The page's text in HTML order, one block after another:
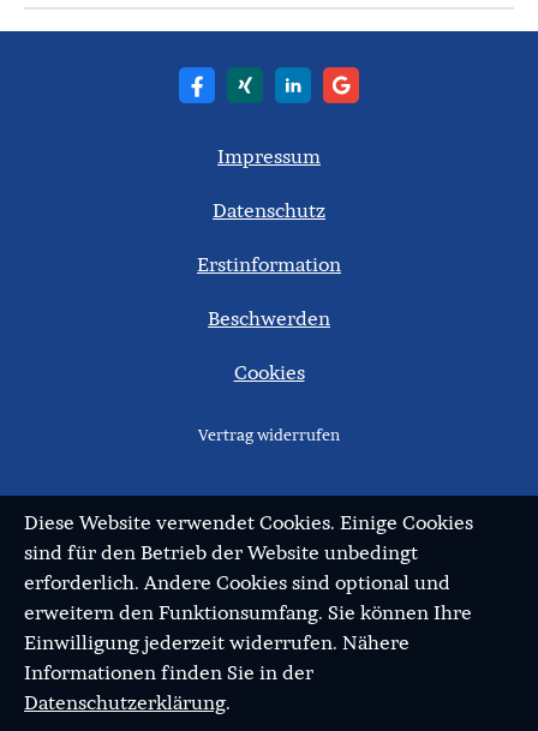
Impressum
Datenschutz
Erstinformation
Beschwerden
Cookies
Vertrag widerrufen
Diese Website verwendet Cookies. Einige Cookies
sind für den Betrieb der Website unbedingt
erforderlich. Andere Cookies sind optional und
erweitern den Funktionsumfang. Sie können Ihre
Einwilligung jederzeit widerrufen. Nähere
Informationen finden Sie in der
Datenschutzerklärung.